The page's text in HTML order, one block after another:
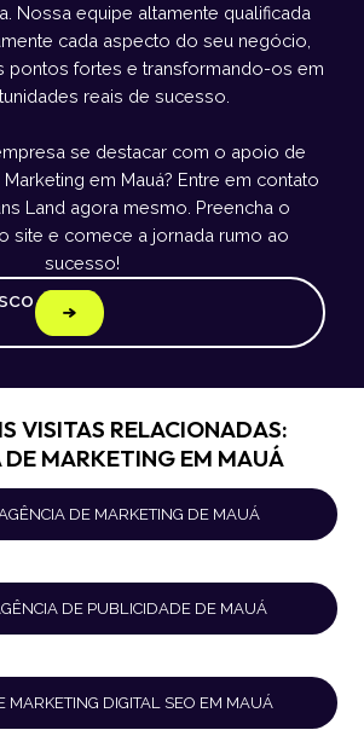
Nossa equipe altamente qualificada
cada aspecto do seu negócio,
pontos fortes e transformando-os em
reais de sucesso.
se destacar com o apoio de
em Mauá? Entre em contato
Land agora mesmo. Preencha o
site e comece a jornada rumo ao
sucesso!
VISITAS RELACIONADAS:
DE MARKETING EM MAUÁ
DE MARKETING DE MAUÁ
DE PUBLICIDADE DE MAUÁ
MARKETING DIGITAL SEO EM MAUÁ